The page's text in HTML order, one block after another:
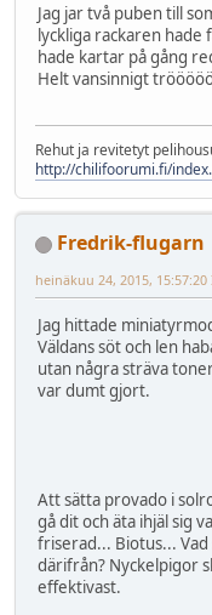
Jag jar två puben till
lyckliga rackaren
hade kartar på gång
Helt vansinnigt
Rehut ja revitetyt
http://chilifoorumi.fi/
Fredrik-flugarn
heinäkuu 24, 2015, 15:57:20
Jag hittade
Väldans söt och len
utan några sträva
var dumt gjort.
Att sätta provado i
gå dit och äta ihjäl sig
friserad... Biotus...
därifrån? Nyckelpigor
effektivast.